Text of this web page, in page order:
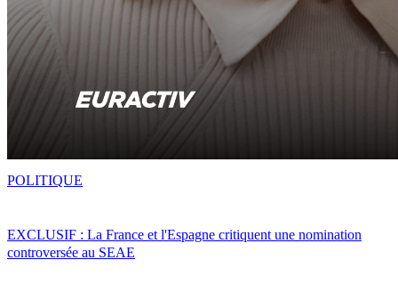
EXCLUSIF : La France et l'Espagne critiquent une nomination
controversée au SEAE
POLITIQUE